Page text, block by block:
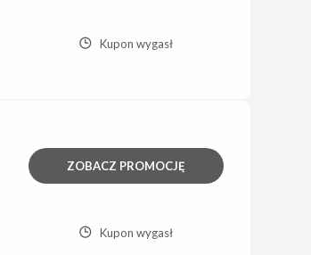
Kupon wygasł
ZOBACZ PROMOCJĘ
Kupon wygasł